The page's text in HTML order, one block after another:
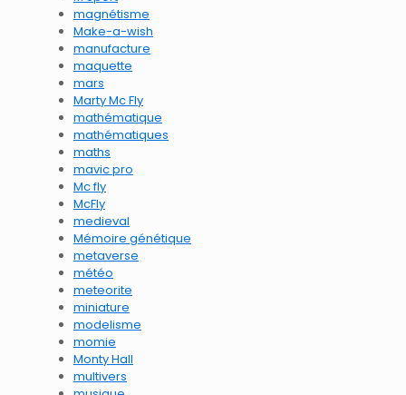
magnétisme
Make-a-wish
manufacture
maquette
mars
Marty Mc Fly
mathématique
mathématiques
maths
mavic pro
Mc fly
McFly
medieval
Mémoire génétique
metaverse
météo
meteorite
miniature
modelisme
momie
Monty Hall
multivers